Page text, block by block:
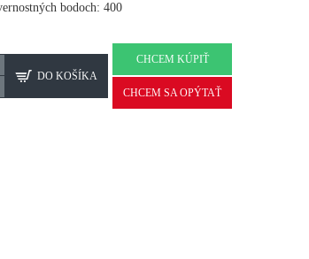
bodoch: 400
DO KOŠÍKA
CHCEM KÚPIŤ
CHCEM SA OPÝTAŤ